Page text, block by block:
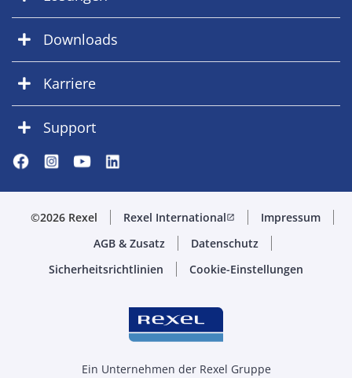
Downloads
Karriere
Support
©2026 Rexel Rexel Internationalopen_in_new
Impressum
AGB & Zusatz
Datenschutz
Sicherheitsrichtlinien
Cookie-Einstellungen
Ein Unternehmen der Rexel Gruppe